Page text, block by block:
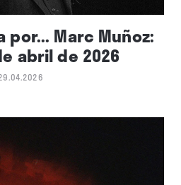
por... Marc Muñoz:
abril de 2026